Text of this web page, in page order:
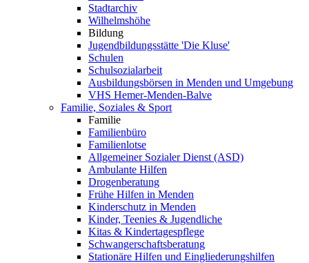
Stadtarchiv
Wilhelmshöhe
Bildung
Jugendbildungsstätte 'Die Kluse'
Schulen
Schulsozialarbeit
Ausbildungsbörsen in Menden und Umgebung
VHS Hemer-Menden-Balve
Familie, Soziales & Sport
Familie
Familienbüro
Familienlotse
Allgemeiner Sozialer Dienst (ASD)
Ambulante Hilfen
Drogenberatung
Frühe Hilfen in Menden
Kinderschutz in Menden
Kinder, Teenies & Jugendliche
Kitas & Kindertagespflege
Schwangerschaftsberatung
Stationäre Hilfen und Eingliederungshilfen